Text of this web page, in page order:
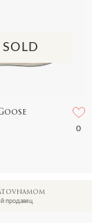
SOLD
0
продавец